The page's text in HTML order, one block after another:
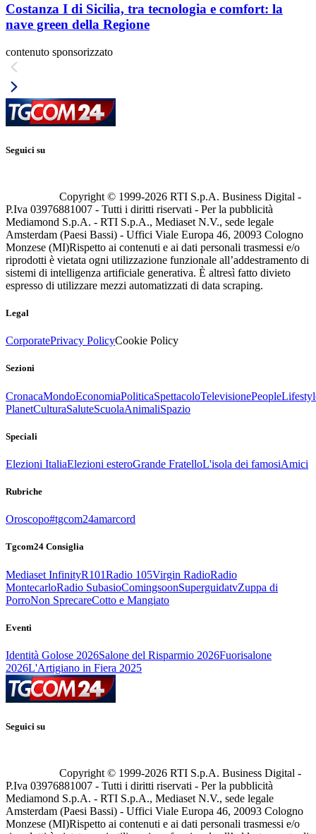
Costanza I di Sicilia, tra tecnologia e comfort: la
nave green della Regione
contenuto sponsorizzato
Seguici su
Copyright © 1999-2026 RTI S.p.A. Business Digital -
P.Iva 03976881007 - Tutti i diritti riservati - Per la pubblicità
Mediamond S.p.A. - RTI S.p.A., Mediaset N.V., sede legale
Amsterdam (Paesi Bassi) - Uffici Viale Europa 46, 20093 Cologno
Monzese (MI)Rispetto ai contenuti e ai dati personali trasmessi e/o
riprodotti è vietata ogni utilizzazione funzionale all’addestramento di
sistemi di intelligenza artificiale generativa. È altresì fatto divieto
espresso di utilizzare mezzi automatizzati di data scraping.
Legal
CorporatePrivacy PolicyCookie Policy
Sezioni
CronacaMondoEconomiaPoliticaSpettacoloTelevisionePeople
PlanetCulturaSaluteScuolaAnimaliSpazio
Speciali
Elezioni ItaliaElezioni esteroGrande FratelloL'isola dei famosiAmici
Rubriche
Oroscopo#tgcom24amarcord
Tgcom24 Consiglia
Mediaset InfinityR101Radio 105Virgin RadioRadio
MontecarloRadio SubasioComingsoonSuperguidatvZuppa di
PorroNon SprecareCotto e Mangiato
Eventi
Identità Golose 2026Salone del Risparmio 2026Fuorisalone
2026L'Artigiano in Fiera 2025
Seguici su
Copyright © 1999-2026 RTI S.p.A. Business Digital -
P.Iva 03976881007 - Tutti i diritti riservati - Per la pubblicità
Mediamond S.p.A. - RTI S.p.A., Mediaset N.V., sede legale
Amsterdam (Paesi Bassi) - Uffici Viale Europa 46, 20093 Cologno
Monzese (MI)Rispetto ai contenuti e ai dati personali trasmessi e/o